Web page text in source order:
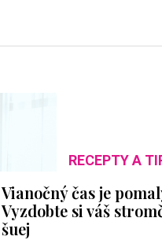
RECEPTY A
Vianočný čas je
Vyzdobte si váš
šuej